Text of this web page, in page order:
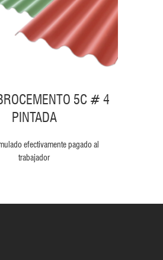
5C # 4
PINTADA
efectivamente pagado al
trabajador